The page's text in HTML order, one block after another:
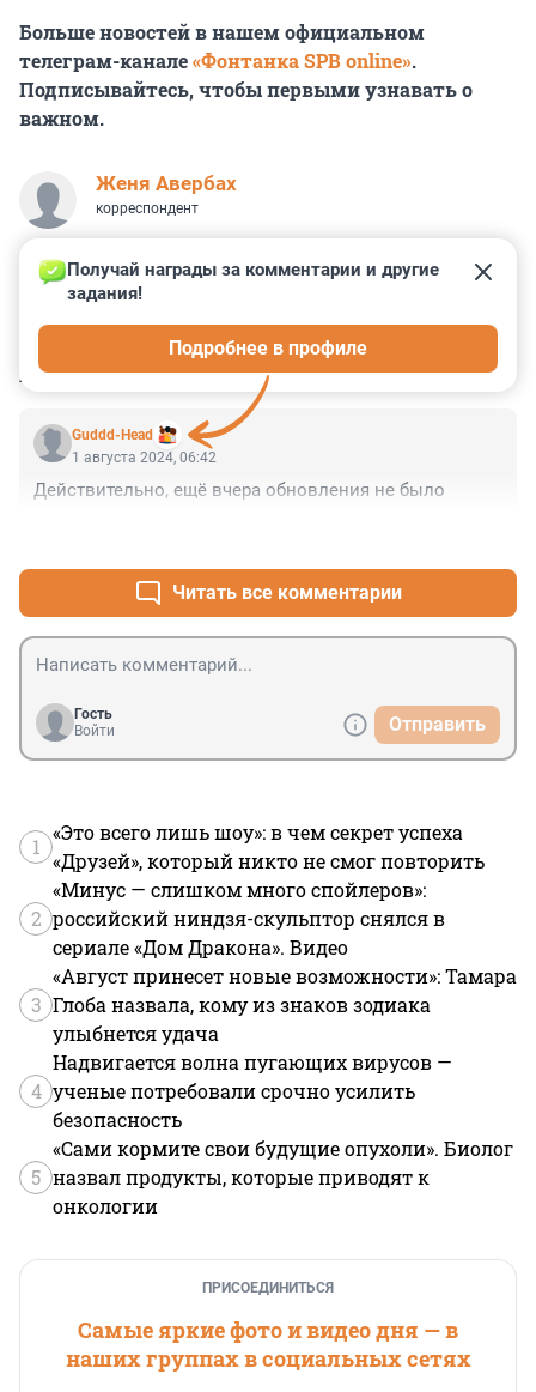
Больше новостей в нашем официальном
телеграм-канале«Фонтанка SPB online».
Подписывайтесь, чтобы первыми узнавать о
важном.
Женя Авербах
корреспондент
КОММЕНТАРИИ 1
Guddd-Head
Получай награды за комментарии и другие
задания!
Подробнее в профиле
1 августа 2024, 06:42
Действительно, ещё вчера обновления не было
Читать все комментарии
Гость
Войти
Отправить
1
«Это всего лишь шоу»: в чем секрет успеха
«Друзей», который никто не смог повторить
2
«Минус — слишком много спойлеров»:
российский ниндзя-скульптор снялся в
сериале «Дом Дракона». Видео
3
«Август принесет новые возможности»: Тамара
Глоба назвала, кому из знаков зодиака
улыбнется удача
4
Надвигается волна пугающих вирусов —
ученые потребовали срочно усилить
безопасность
5
«Сами кормите свои будущие опухоли». Биолог
назвал продукты, которые приводят к
онкологии
ПРИСОЕДИНИТЬСЯ
Самые яркие фото и видео дня — в
наших группах в социальных сетях